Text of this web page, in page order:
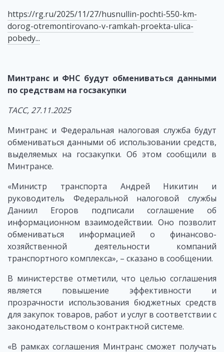
https://rg.ru/2025/11/27/husnullin-pochti-550-km-
dorog-otremontirovano-v-ramkah-proekta-ulica-
pobedy...
Минтранс и ФНС будут обмениваться данными
по средствам на госзакупки
ТАСС, 27.11.2025
Минтранс и Федеральная налоговая служба будут
обмениваться данными об использовании средств,
выделяемых на госзакупки. Об этом сообщили в
Минтрансе.
«Министр транспорта Андрей Никитин и
руководитель Федеральной налоговой службы
Даниил Егоров подписали соглашение об
информационном взаимодействии. Оно позволит
обмениваться информацией о финансово-
хозяйственной деятельности компаний
транспортного комплекса», – сказано в сообщении.
В министерстве отметили, что целью соглашения
является повышение эффективности и
прозрачности использования бюджетных средств
для закупок товаров, работ и услуг в соответствии с
законодательством о контрактной системе.
«В рамках соглашения Минтранс сможет получать